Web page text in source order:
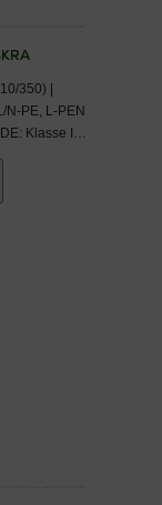
350) |
N-PE, L-PEN
Klasse I,II/